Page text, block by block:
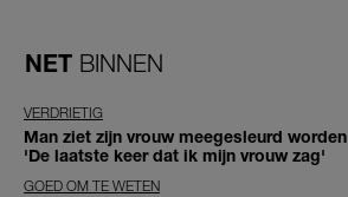
NET BINNEN
VERDRIETIG
Man ziet zijn vrouw meegesleurd
'De laatste keer dat ik mijn vrouw zag'
GOED OM TE WETEN